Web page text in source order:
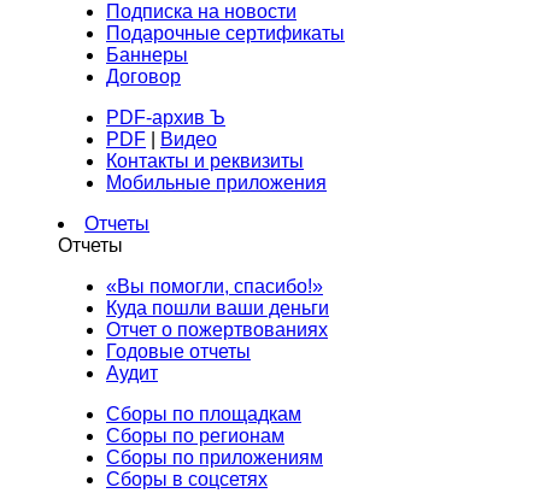
Подписка на новости
Подарочные сертификаты
Баннеры
Договор
PDF-архив Ъ
PDF
Видео
Контакты и реквизиты
Мобильные приложения
Отчеты
Отчеты
«Вы помогли, спасибо!»
Куда пошли ваши деньги
Отчет о пожертвованиях
Годовые отчеты
Аудит
Сборы по площадкам
Сборы по регионам
Сборы по приложениям
Сборы в соцсетях